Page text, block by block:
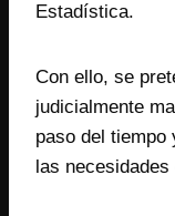
Estadística.
Con ello, se
judicialmente
paso del tiempo
las